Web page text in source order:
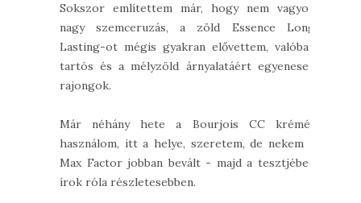
Sokszor említettem már, hogy nem vagyok
nagy szemceruzás, a zöld Essence Long
Lasting-ot mégis gyakran elővettem, valóban
tartós és a mélyzöld árnyalatáért egyenesen
rajongok.
Már néhány hete a Bourjois CC krémét
használom, itt a helye, szeretem, de nekem a
Max Factor jobban bevált - majd a tesztjében
írok róla részletesebben.